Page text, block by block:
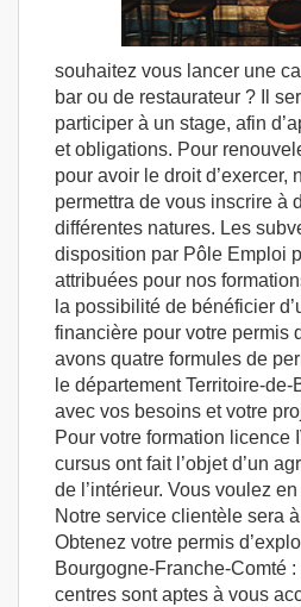
souhaitez vous lancer une
bar ou de restaurateur ? Il
participer à un stage, afin
et obligations. Pour
pour avoir le droit d’exercer,
permettra de vous inscrire à
différentes natures. Les
disposition par Pôle Emploi
attribuées pour nos
la possibilité de bénéficier
financière pour votre permis
avons quatre formules de
le département Territoire-
avec vos besoins et votre
Pour votre formation licence
cursus ont fait l’objet d’un
de l’intérieur. Vous voulez
Notre service clientèle sera
Obtenez votre permis
Bourgogne-Franche-Comté
centres sont aptes à vous